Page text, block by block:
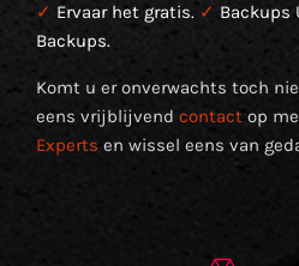
✓ Ervaar het gratis. ✓ Backups
Backups.
Komt u er onverwachts toch
eens vrijblijvend contactop
Experts en wissel eens van